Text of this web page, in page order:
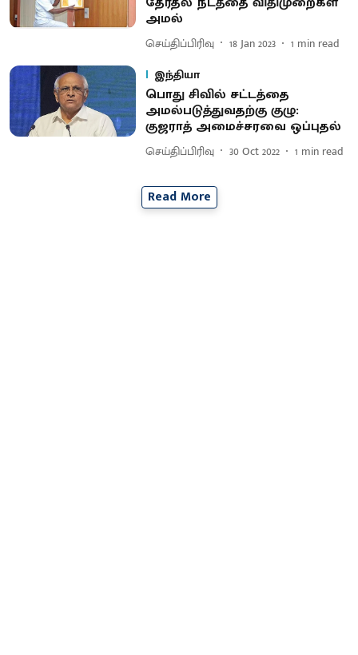
அமல்
செய்திப்பிரிவு 18 Jan 2023 1 min read
இந்தியா
பொது சிவில் சட்டத்தை
அமல்படுத்துவதற்கு குழு:
குஜராத் அமைச்சரவை ஒப்புதல்
செய்திப்பிரிவு 30 Oct 2022 1 min read
Read More